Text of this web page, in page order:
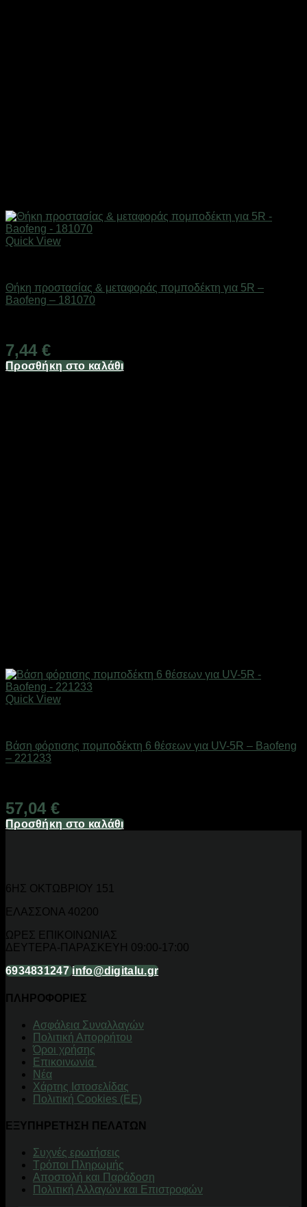
Quick View
Θήκη προστασίας & μεταφοράς πομποδέκτη για 5R –
Baofeng – 181070
7,44 €
Προσθήκη στο καλάθι
Quick View
Βάση φόρτισης πομποδέκτη 6 θέσεων για UV-5R – Baofeng
– 221233
57,04 €
Προσθήκη στο καλάθι
6ΗΣ ΟΚΤΩΒΡΙΟΥ 151
ΕΛΑΣΣΟΝΑ 40200
ΩΡΕΣ ΕΠΙΚΟΙΝΩΝΙΑΣ
ΔΕΥΤΕΡΑ-ΠΑΡΑΣΚΕΥΗ 09:00-17:00
6934831247 info@digitalu.gr
ΠΛΗΡΟΦΟΡΙΕΣ
Aσφάλεια Συναλλαγών
Πολιτική Απορρήτου
Όροι χρήσης
Επικοινωνία
Νέα
Χάρτης Ιστοσελίδας
Πολιτική Cookies (ΕΕ)
ΕΞΥΠΗΡΕΤΗΣΗ ΠΕΛΑΤΩΝ
Συχνές ερωτήσεις
Τρόποι Πληρωμής
Αποστολή και Παράδοση
Πολιτική Αλλαγών και Επιστροφών